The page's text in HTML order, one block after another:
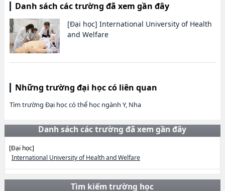
Danh sách các trường đã xem gần đây
[Đại học] International University of Health
and Welfare
Những trường đại học có liên quan
Tìm trường Đại học có thể học ngành Y, Nha
Danh sách các trường đã xem gần đây
[Đại học]
International University of Health and Welfare
Tìm kiếm trường học